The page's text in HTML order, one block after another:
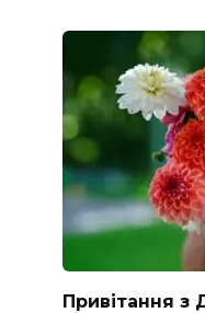
Привітання